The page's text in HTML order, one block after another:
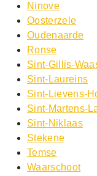
Ninove
Oosterzele
Oudenaarde
Ronse
Sint-Gillis-
Sint-Laureins
Sint-Lievens-
Sint-Martens-
Sint-Niklaas
Stekene
Temse
Waarschoot